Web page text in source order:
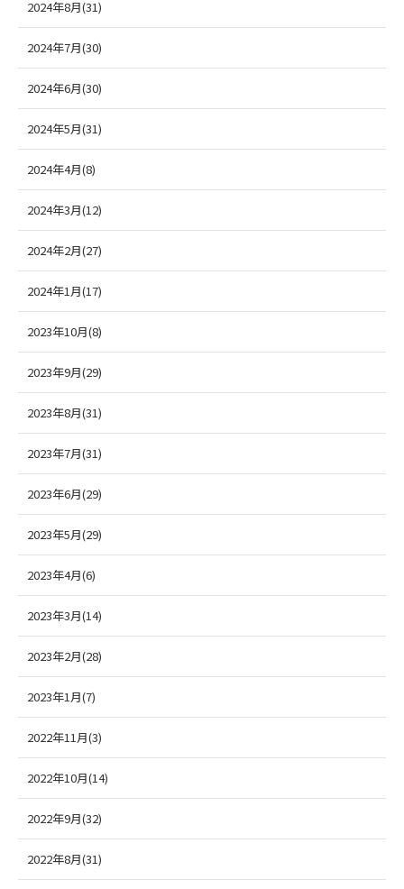
2024年8月(31)
2024年7月(30)
2024年6月(30)
2024年5月(31)
2024年4月(8)
2024年3月(12)
2024年2月(27)
2024年1月(17)
2023年10月(8)
2023年9月(29)
2023年8月(31)
2023年7月(31)
2023年6月(29)
2023年5月(29)
2023年4月(6)
2023年3月(14)
2023年2月(28)
2023年1月(7)
2022年11月(3)
2022年10月(14)
2022年9月(32)
2022年8月(31)